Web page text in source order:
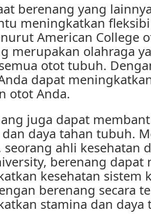
berenang yang
meningkatkan
American College
merupakan olahraga
otot tubuh.
dapat
otot Anda.
juga dapat
daya tahan tubuh.
seorang ahli kesehatan
berenang dapat
kesehatan sistem
berenang secara
stamina dan daya